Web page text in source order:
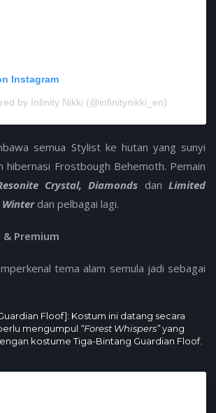
Instagram
by Infinity Nikki (@infinitynikki_en)
semua Stylist ke hutan yang sunyi
hibernasi Frostbough Behemoth. Pemain
Crystal, Diamonds dan Limited
Winterdan pelbagai lagi.
Premium
tema alam semula jadi sebagai
Floof]: Kostum ini datang secara
mengumpul “Forest Whispers”yang
kostume Tiga-Bintang Guardian Floof.